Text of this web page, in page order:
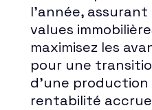
l'année,
values
maximisez les
pour une
d'une production
rentabilité